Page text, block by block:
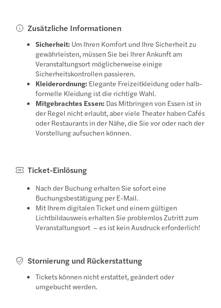
Zusätzliche Informationen
Sicherheit: Um Ihren Komfort und Ihre Sicherheit zu
gewährleisten, müssen Sie bei Ihrer Ankunft am
Veranstaltungsort möglicherweise einige
Sicherheitskontrollen passieren.
Kleiderordnung: Elegante Freizeitkleidung oder halb-
formelle Kleidung ist die richtige Wahl.
Mitgebrachtes Essen: Das Mitbringen von Essen ist in
der Regel nicht erlaubt, aber viele Theater haben Cafés
oder Restaurants in der Nähe, die Sie vor oder nach der
Vorstellung aufsuchen können.
Ticket-Einlösung
Nach der Buchung erhalten Sie sofort eine
Buchungsbestätigung per E-Mail.
Mit Ihrem digitalen Ticket und einem gültigen
Lichtbildausweis erhalten Sie problemlos Zutritt zum
Veranstaltungsort – es ist kein Ausdruck erforderlich!
Stornierung und Rückerstattung
Tickets können nicht erstattet, geändert oder
umgebucht werden.